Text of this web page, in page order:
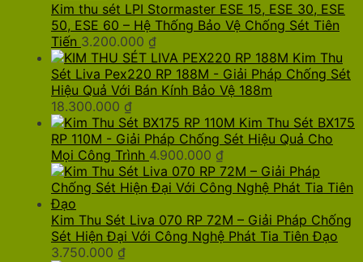
Kim thu sét LPI Stormaster ESE 15, ESE 30, ESE
50, ESE 60 – Hệ Thống Bảo Vệ Chống Sét Tiên
Tiến 3.200.000 ₫
Kim Thu
Sét Liva Pex220 RP 188M - Giải Pháp Chống Sét
Hiệu Quả Với Bán Kính Bảo Vệ 188m
18.300.000 ₫
Kim Thu Sét BX175
RP 110M - Giải Pháp Chống Sét Hiệu Quả Cho
Mọi Công Trình 4.900.000 ₫
Kim Thu Sét Liva 070 RP 72M – Giải Pháp Chống
Sét Hiện Đại Với Công Nghệ Phát Tia Tiên Đạo
3.750.000 ₫